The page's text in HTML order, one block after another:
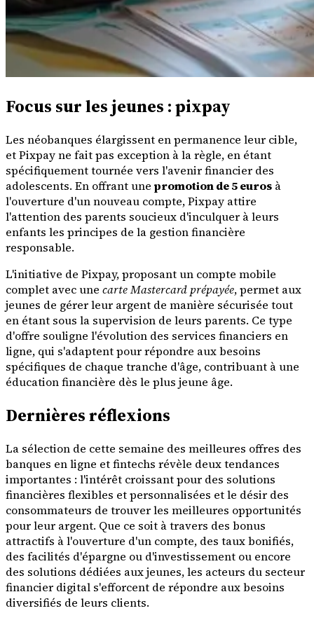
Focus sur les jeunes : pixpay
Les néobanques élargissent en permanence leur cible,
et Pixpay ne fait pas exception à la règle, en étant
spécifiquement tournée vers l'avenir financier des
adolescents. En offrant une promotion de 5 euros à
l'ouverture d'un nouveau compte, Pixpay attire
l'attention des parents soucieux d'inculquer à leurs
enfants les principes de la gestion financière
responsable.
L'initiative de Pixpay, proposant un compte mobile
complet avec une carte Mastercard prépayée, permet aux
jeunes de gérer leur argent de manière sécurisée tout
en étant sous la supervision de leurs parents. Ce type
d'offre souligne l'évolution des services financiers en
ligne, qui s'adaptent pour répondre aux besoins
spécifiques de chaque tranche d'âge, contribuant à une
éducation financière dès le plus jeune âge.
Dernières réflexions
La sélection de cette semaine des meilleures offres des
banques en ligne et fintechs révèle deux tendances
importantes : l'intérêt croissant pour des solutions
financières flexibles et personnalisées et le désir des
consommateurs de trouver les meilleures opportunités
pour leur argent. Que ce soit à travers des bonus
attractifs à l'ouverture d'un compte, des taux bonifiés,
des facilités d'épargne ou d'investissement ou encore
des solutions dédiées aux jeunes, les acteurs du secteur
financier digital s'efforcent de répondre aux besoins
diversifiés de leurs clients.